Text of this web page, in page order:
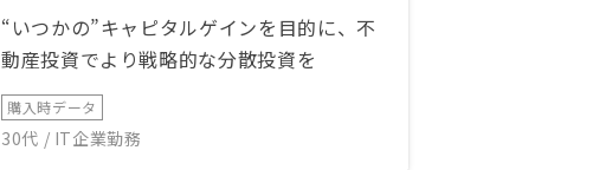
“いつかの”キャピタルゲインを目的に、不
動産投資でより戦略的な分散投資を
購入時データ
30代 / IT企業勤務